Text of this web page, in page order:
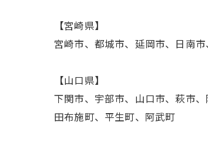
【宮崎県】
宮崎市、都城市、延岡市、日南
【山口県】
下関市、宇部市、山口市、萩市
田布施町、平生町、阿武町